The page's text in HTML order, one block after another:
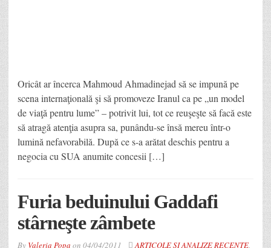
Oricât ar încerca Mahmoud Ahmadinejad să se impună pe
scena internaţională şi să promoveze Iranul ca pe „un model
de viaţă pentru lume” – potrivit lui, tot ce reuşeşte să facă este
să atragă atenţia asupra sa, punându-se însă mereu într-o
lumină nefavorabilă. După ce s-a arătat deschis pentru a
negocia cu SUA anumite concesii […]
Furia beduinului Gaddafi
stârneşte zâmbete
By Valeria Popa on 04/04/2011 ARTICOLE ȘI ANALIZE RECENTE,